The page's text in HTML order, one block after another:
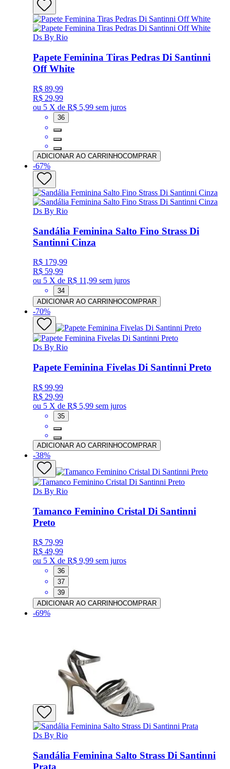
Ds By Rio
Papete Feminina Tiras Pedras Di Santinni
Off White
R$ 89,99
R$ 29,99
ou 5 X de R$ 5,99 sem juros
36
ADICIONAR AO CARRINHOCOMPRAR
-67%
Ds By Rio
Sandália Feminina Salto Fino Strass Di
Santinni Cinza
R$ 179,99
R$ 59,99
ou 5 X de R$ 11,99 sem juros
34
ADICIONAR AO CARRINHOCOMPRAR
-70%
Ds By Rio
Papete Feminina Fivelas Di Santinni Preto
R$ 99,99
R$ 29,99
ou 5 X de R$ 5,99 sem juros
35
ADICIONAR AO CARRINHOCOMPRAR
-38%
Ds By Rio
Tamanco Feminino Cristal Di Santinni
Preto
R$ 79,99
R$ 49,99
ou 5 X de R$ 9,99 sem juros
36
37
39
ADICIONAR AO CARRINHOCOMPRAR
-69%
Ds By Rio
Sandália Feminina Salto Strass Di Santinni
Prata